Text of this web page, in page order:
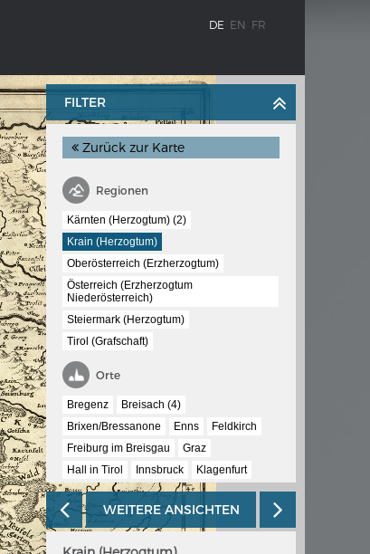
DE EN FR
KAISER KARL V.
Wappentafel mit den Wappen Kaiser
FILTER
Zurück zur Karte
Regionen
Kärnten (Herzogtum) (2)
Krain (Herzogtum)
Oberösterreich (Erzherzogtum)
Österreich (Erzherzogtum
Niederösterreich)
Steiermark (Herzogtum)
Tirol (Grafschaft)
Orte
Bregenz
Breisach (4)
Brixen/Bressanone
Enns
Feldkirch
Freiburg im Breisgau
Graz
Hall in Tirol
Innsbruck
Klagenfurt
Linz
Ravensburg Reutlingen
Steyr
Trient/Trento
Wels Wien (5)
WEITERE ANSICHTEN